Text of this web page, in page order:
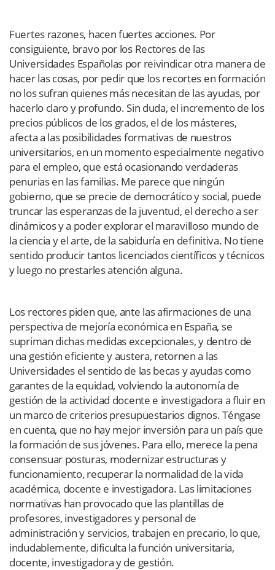
Fuertes razones, hacen fuertes acciones. Por
consiguiente, bravo por los Rectores de las
Universidades Españolas por reivindicar otra manera de
hacer las cosas, por pedir que los recortes en formación
no los sufran quienes más necesitan de las ayudas, por
hacerlo claro y profundo. Sin duda, el incremento de los
precios públicos de los grados, el de los másteres,
afecta a las posibilidades formativas de nuestros
universitarios, en un momento especialmente negativo
para el empleo, que está ocasionando verdaderas
penurias en las familias. Me parece que ningún
gobierno, que se precie de democrático y social, puede
truncar las esperanzas de la juventud, el derecho a ser
dinámicos y a poder explorar el maravilloso mundo de
la ciencia y el arte, de la sabiduría en definitiva. No tiene
sentido producir tantos licenciados científicos y técnicos
y luego no prestarles atención alguna.
Los rectores piden que, ante las afirmaciones de una
perspectiva de mejoría económica en España, se
supriman dichas medidas excepcionales, y dentro de
una gestión eficiente y austera, retornen a las
Universidades el sentido de las becas y ayudas como
garantes de la equidad, volviendo la autonomía de
gestión de la actividad docente e investigadora a fluir en
un marco de criterios presupuestarios dignos. Téngase
en cuenta, que no hay mejor inversión para un país que
la formación de sus jóvenes. Para ello, merece la pena
consensuar posturas, modernizar estructuras y
funcionamiento, recuperar la normalidad de la vida
académica, docente e investigadora. Las limitaciones
normativas han provocado que las plantillas de
profesores, investigadores y personal de
administración y servicios, trabajen en precario, lo que,
indudablemente, dificulta la función universitaria,
docente, investigadora y de gestión.